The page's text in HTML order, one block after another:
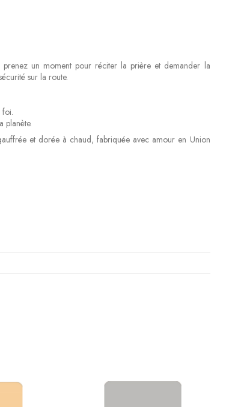
prenez un moment pour réciter la prière et demander la
sur la route.
foi.
planète.
et dorée à chaud, fabriquée avec amour en Union